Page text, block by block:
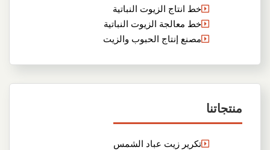
خط انتاج الزيوت النباتية
خط معالجة الزيوت النباتية
مصنع إنتاج الحبوب والزيت
منتجاتنا
تكرير زيت عباد الشمس